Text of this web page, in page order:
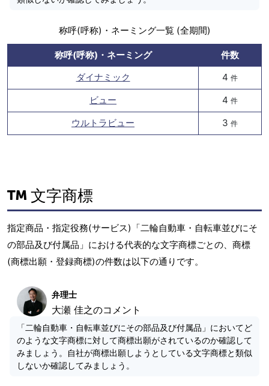
称呼(呼称)・ネーミング一覧 (全期間)
称呼(呼称)・ネーミング
件数
ダイナミック
4 件
ビュー 4 件
ウルトラビュー 3 件
文字商標
指定商品・指定役務(サービス)「二輪自動車・自転車並びにそ
の部品及び付属品」における代表的な文字商標ごとの、商標
(商標出願・登録商標)の件数は以下の通りです。
弁理士
大瀬 佳之のコメント
「二輪自動車・自転車並びにその部品及び付属品」においてど
のような文字商標に対して商標出願がされているのか確認して
みましょう。自社が商標出願しようとしている文字商標と類似
しないか確認してみましょう。